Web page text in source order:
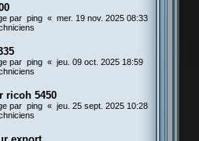
par ping « mer. 19 nov. 2025 08:33
par ping « jeu. 09 oct. 2025 18:59
ricoh 5450
par ping « jeu. 25 sept. 2025 10:28